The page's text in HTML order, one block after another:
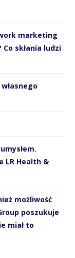
marketing
skłania ludzi
LR Health &
możliwość
poszukuje
miał to